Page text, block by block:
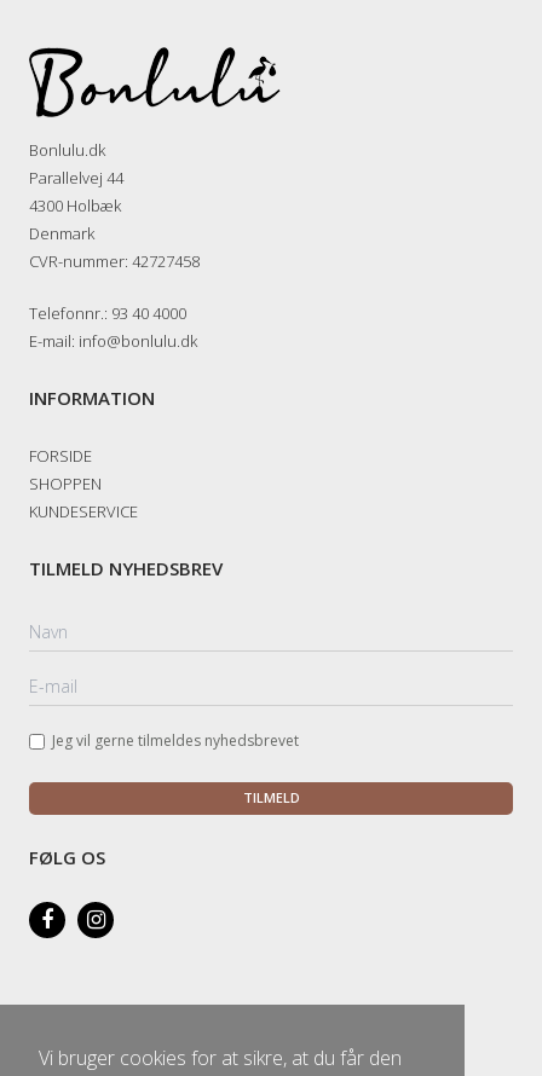
Vi bruger cookies for at sikre, at du får den
Bonlulu.dk
Parallelvej 44
4300 Holbæk
Denmark
CVR-nummer: 42727458
Telefonnr.: 93 40 4000
E-mail: info@bonlulu.dk
INFORMATION
FORSIDE
SHOPPEN
KUNDESERVICE
TILMELD NYHEDSBREV
Jeg vil gerne tilmeldes nyhedsbrevet
TILMELD
FØLG OS